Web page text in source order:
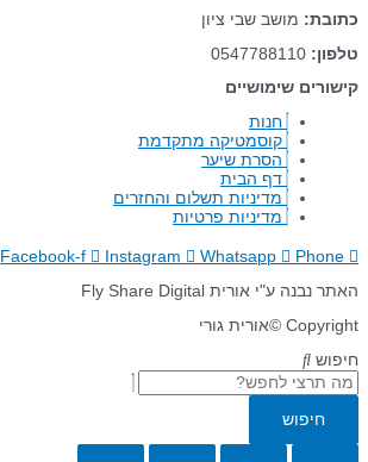
כתובת: מושב שבי ציון
טלפון:
קישורים שימושיים
חנות
קוסמטיקה מתקדמת
הסרת שיער
דף הבית
מדיניות תשלום והחזרים
מדיניות פרטיות
Facebook-f Instagram Whatsapp
Phone
האתר נבנה ע"י אורית Fly Share Digital
Copyright ©אורית גורי
חיפוש
חיפוש